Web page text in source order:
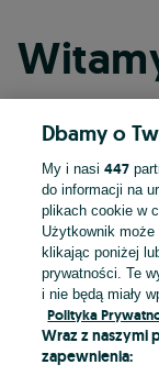
Dbamy o
My i nasi447
do informacji na
plikach cookie w
Użytkownik może
klikając poniżej
prywatności. Te
i nie będą miały
Polityka
Wraz z naszymi
zapewnienia: